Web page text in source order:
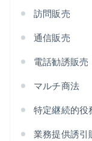
訪問販売
通信販売
電話勧誘販売
マルチ商法
特定継続的役
業務提供誘引